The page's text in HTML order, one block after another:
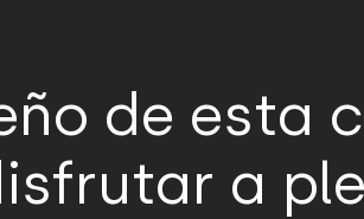
de esta
a